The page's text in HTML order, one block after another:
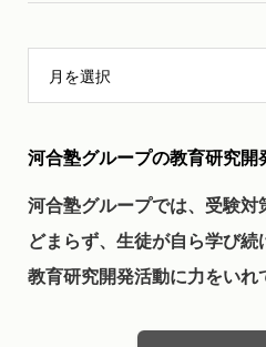
月を選択
河合塾グループの教育研究開
河合塾グループでは、受験対
どまらず、生徒が自ら学び続
教育研究開発活動に力をいれ